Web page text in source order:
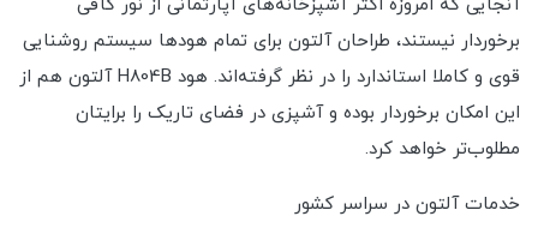
آنجایی که امروزه اکثر آشپزخانه‌های آپارتمانی از نور کافی
برخوردار نیستند، طراحان آلتون برای تمام هودها سیستم روشنایی
قوی و کاملا استاندارد را در نظر گرفته‌اند. هود H804B آلتون هم از
این امکان برخوردار بوده و آشپزی در فضای تاریک را برایتان
مطلوب‌تر خواهد کرد.
خدمات آلتون در سراسر کشور